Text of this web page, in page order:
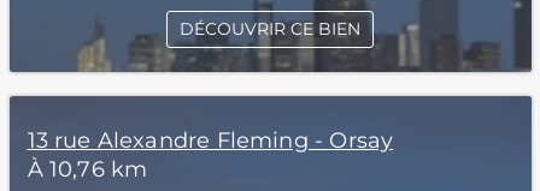
DÉCOUVRIR CE BIEN
13 rue Alexandre Fleming - Orsay
À 10,76 km